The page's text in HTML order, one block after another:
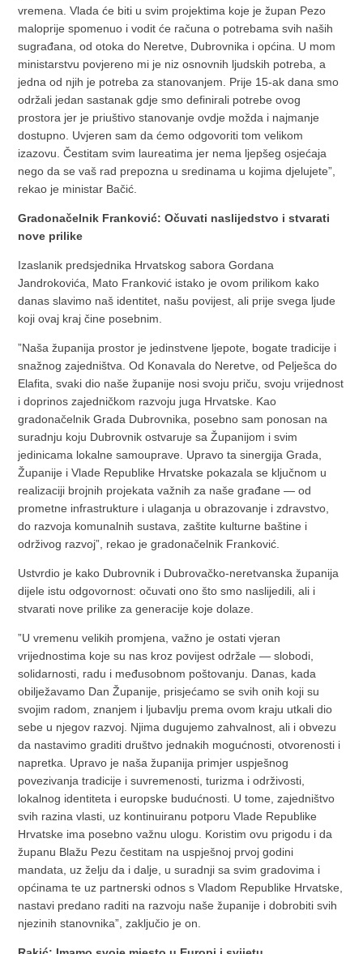
vremena. Vlada će biti u svim projektima koje je župan Pezo
maloprije spomenuo i vodit će računa o potrebama svih naših
sugrađana, od otoka do Neretve, Dubrovnika i općina. U mom
ministarstvu povjereno mi je niz osnovnih ljudskih potreba, a
jedna od njih je potreba za stanovanjem. Prije 15-ak dana smo
održali jedan sastanak gdje smo definirali potrebe ovog
prostora jer je priuštivo stanovanje ovdje možda i najmanje
dostupno. Uvjeren sam da ćemo odgovoriti tom velikom
izazovu. Čestitam svim laureatima jer nema ljepšeg osjećaja
nego da se vaš rad prepozna u sredinama u kojima djelujete”,
rekao je ministar Bačić.
Gradonačelnik Franković: Očuvati naslijedstvo i stvarati
nove prilike
Izaslanik predsjednika Hrvatskog sabora Gordana
Jandrokovića, Mato Franković istako je ovom prilikom kako
danas slavimo naš identitet, našu povijest, ali prije svega ljude
koji ovaj kraj čine posebnim.
”Naša županija prostor je jedinstvene ljepote, bogate tradicije i
snažnog zajedništva. Od Konavala do Neretve, od Pelješca do
Elafita, svaki dio naše županije nosi svoju priču, svoju vrijednost
i doprinos zajedničkom razvoju juga Hrvatske. Kao
gradonačelnik Grada Dubrovnika, posebno sam ponosan na
suradnju koju Dubrovnik ostvaruje sa Županijom i svim
jedinicama lokalne samouprave. Upravo ta sinergija Grada,
Županije i Vlade Republike Hrvatske pokazala se ključnom u
realizaciji brojnih projekata važnih za naše građane — od
prometne infrastrukture i ulaganja u obrazovanje i zdravstvo,
do razvoja komunalnih sustava, zaštite kulturne baštine i
održivog razvoj”, rekao je gradonačelnik Franković.
Ustvrdio je kako Dubrovnik i Dubrovačko-neretvanska županija
dijele istu odgovornost: očuvati ono što smo naslijedili, ali i
stvarati nove prilike za generacije koje dolaze.
”U vremenu velikih promjena, važno je ostati vjeran
vrijednostima koje su nas kroz povijest održale — slobodi,
solidarnosti, radu i međusobnom poštovanju. Danas, kada
obilježavamo Dan Županije, prisjećamo se svih onih koji su
svojim radom, znanjem i ljubavlju prema ovom kraju utkali dio
sebe u njegov razvoj. Njima dugujemo zahvalnost, ali i obvezu
da nastavimo graditi društvo jednakih mogućnosti, otvorenosti i
napretka. Upravo je naša županija primjer uspješnog
povezivanja tradicije i suvremenosti, turizma i održivosti,
lokalnog identiteta i europske budućnosti. U tome, zajedništvo
svih razina vlasti, uz kontinuiranu potporu Vlade Republike
Hrvatske ima posebno važnu ulogu. Koristim ovu prigodu i da
županu Blažu Pezu čestitam na uspješnoj prvoj godini
mandata, uz želju da i dalje, u suradnji sa svim gradovima i
općinama te uz partnerski odnos s Vladom Republike Hrvatske,
nastavi predano raditi na razvoju naše županije i dobrobiti svih
njezinih stanovnika”, zaključio je on.